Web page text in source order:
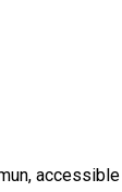
accessible